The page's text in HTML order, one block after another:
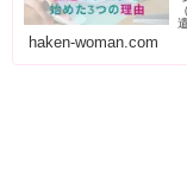
haken-woman.com